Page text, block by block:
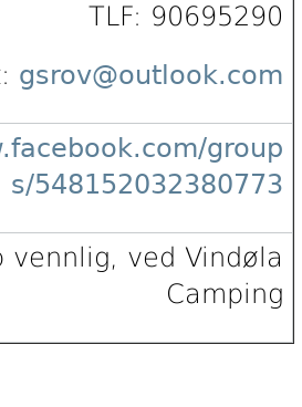
TLF: 90695290
gsrov@outlook.com
group
s/548152032380773
vennlig, ved Vindøla
Camping